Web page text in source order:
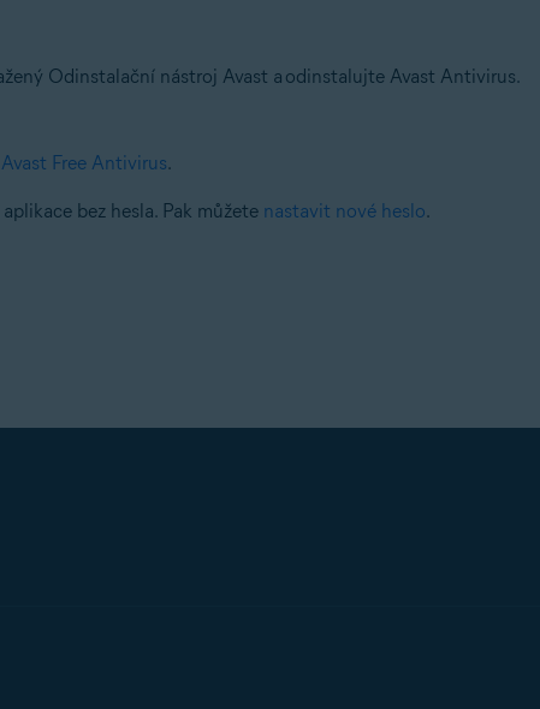
Odinstalační nástroj Avast a odinstalujte Avast Antivirus.
Avast Free Antivirus.
bez hesla. Pak můžete nastavit nové heslo.